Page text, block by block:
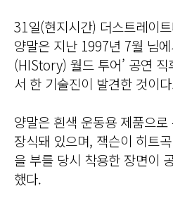
31일(현지시간) 더스트레이
양말은 지난 1997년 7월 님
(HIStory) 월드 투어’ 공연
서 한 기술진이 발견한 것이
양말은 흰색 운동용 제품으
장식돼 있으며, 잭슨이 히트
을 부를 당시 착용한 장면이
했다.